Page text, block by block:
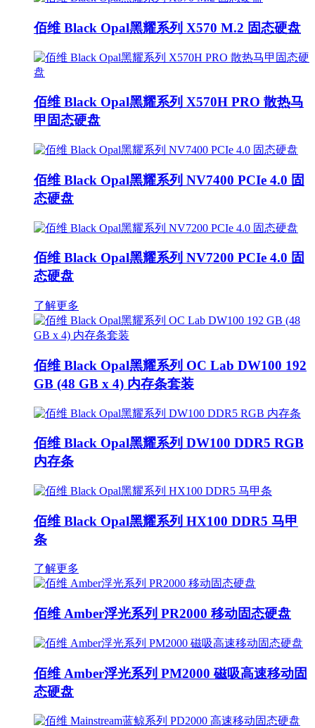
佰维 Black Opal黑耀系列 X570 M.2 固态硬盘
佰维 Black Opal黑耀系列 X570H PRO 散热马
甲固态硬盘
佰维 Black Opal黑耀系列 NV7400 PCIe 4.0 固
态硬盘
佰维 Black Opal黑耀系列 NV7200 PCIe 4.0 固
态硬盘
了解更多
佰维 Black Opal黑耀系列 OC Lab DW100 192
GB (48 GB x 4) 内存条套装
佰维 Black Opal黑耀系列 DW100 DDR5 RGB
内存条
佰维 Black Opal黑耀系列 HX100 DDR5 马甲
条
了解更多
佰维 Amber浮光系列 PR2000 移动固态硬盘
佰维 Amber浮光系列 PM2000 磁吸高速移动固
态硬盘